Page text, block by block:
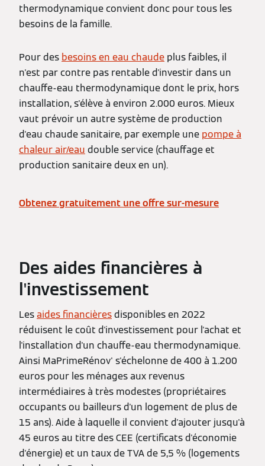
thermodynamique convient donc pour tous les
besoins de la famille.
Pour des besoins en eau chaude plus faibles, il
n'est par contre pas rentable d'investir dans un
chauffe-eau thermodynamique dont le prix, hors
installation, s'élève à environ 2.000 euros. Mieux
vaut prévoir un autre système de production
d'eau chaude sanitaire, par exemple une pompe à
chaleur air/eau double service (chauffage et
production sanitaire deux en un).
Obtenez gratuitement une offre sur-mesure
Des aides financières à
l'investissement
Lesaides financièresdisponibles en 2022
réduisent le coût d'investissement pour l'achat et
l'installation d'un chauffe-eau thermodynamique.
Ainsi MaPrimeRénov' s'échelonne de 400 à 1.200
euros pour les ménages aux revenus
intermédiaires à très modestes (propriétaires
occupants ou bailleurs d'un logement de plus de
15 ans). Aide à laquelle il convient d'ajouter jusqu'à
45 euros au titre des CEE (certificats d'économie
d'énergie) et un taux de TVA de 5,5 % (logements